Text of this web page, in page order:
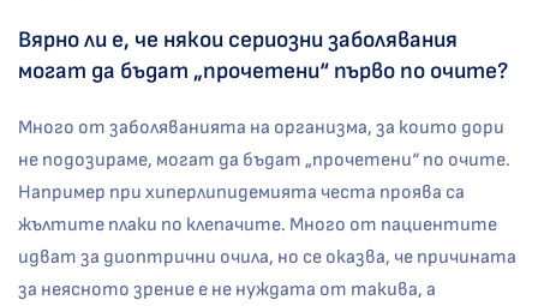
Вярно ли е, че някои сериозни заболявания
могат да бъдат „прочетени“ първо по очите?
Много от заболяванията на организма, за които дори
не подозираме, могат да бъдат „прочетени“ по очите.
Например при хиперлипидемията честа проява са
жълтите плаки по клепачите. Много от пациентите
идват за диоптрични очила, но се оказва, че причината
за неясното зрение е не нуждата от такива, а